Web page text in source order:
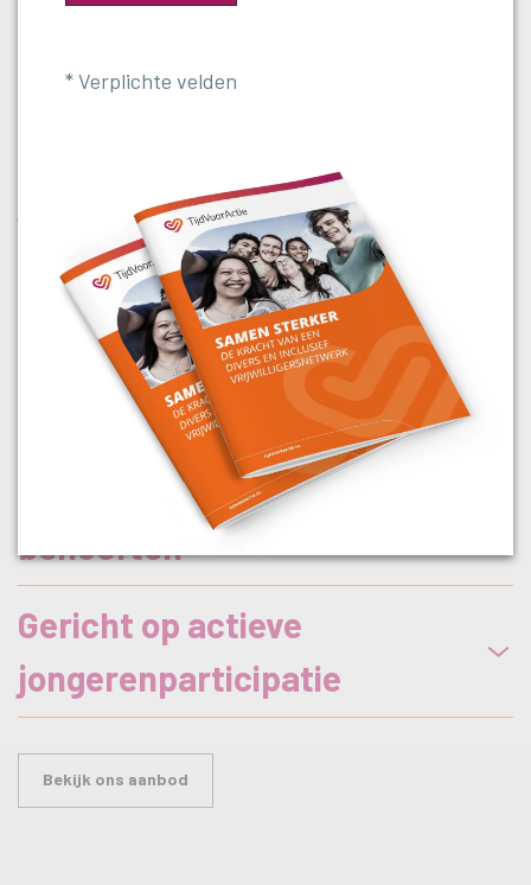
* Verplichte velden
toekomstbestendig is voor jongere vrijwilligers. Onze
uitdagingen? Dat kan altijd. Onze adviseurs staan voor
je klaar om met je mee te denken.
Betrokken
Deskundig
Afgestemd op jullie
behoeften
Gericht op actieve
jongerenparticipatie
Bekijk ons aanbod